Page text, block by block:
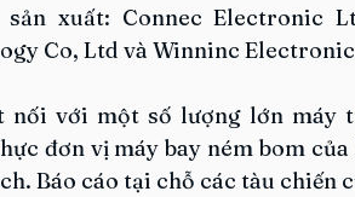
xuất: Connec Electronic
Co, Ltd và Winninc
nối với một số lượng lớn máy
đơn vị máy bay ném bom của
Báo cáo tại chỗ các tàu chiến